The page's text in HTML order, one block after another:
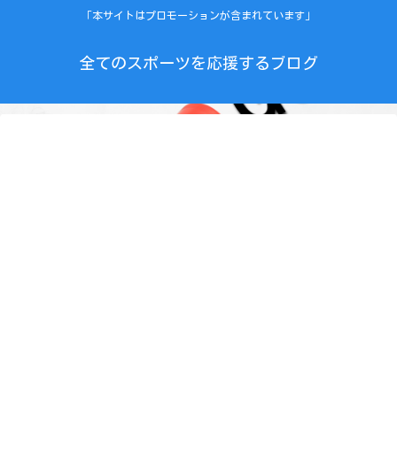
「本サイトはプロモーションが含まれています」
全てのスポーツを応援するブログ